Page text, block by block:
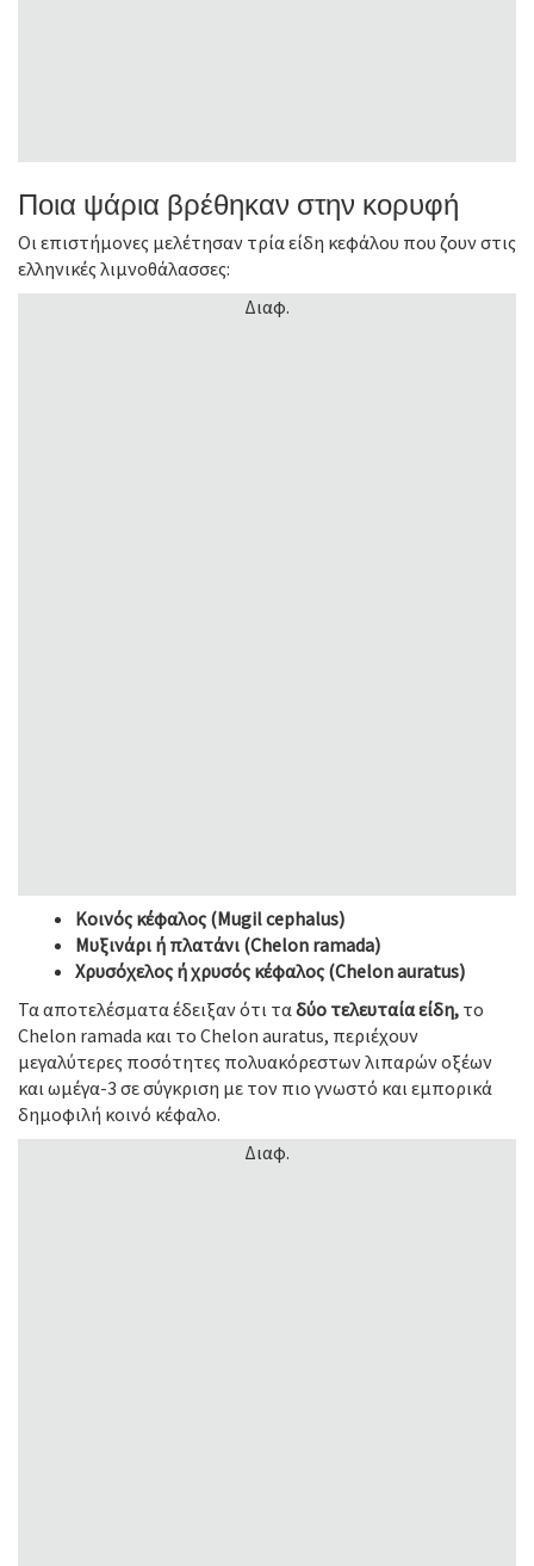
Ποια ψάρια βρέθηκαν στην κορυφή
Οι επιστήμονες μελέτησαν τρία είδη κεφάλου που ζουν στις
ελληνικές λιμνοθάλασσες:
Διαφ.
Κοινός κέφαλος (Mugil cephalus)
Μυξινάρι ή πλατάνι (Chelon ramada)
Χρυσόχελος ή χρυσός κέφαλος (Chelon auratus)
Τα αποτελέσματα έδειξαν ότι ταδύο τελευταία είδη, το
Chelon ramada και το Chelon auratus, περιέχουν
μεγαλύτερες ποσότητες πολυακόρεστων λιπαρών οξέων
και ωμέγα-3 σε σύγκριση με τον πιο γνωστό και εμπορικά
δημοφιλή κοινό κέφαλο.
Διαφ.